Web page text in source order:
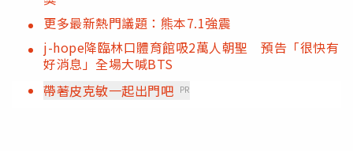
更多最新熱門議題：熊本7.1強震
j-hope降臨林口體育館吸2萬人朝聖 預告「很快有
好消息」全場大喊BTS
帶著皮克敏一起出門吧 PR